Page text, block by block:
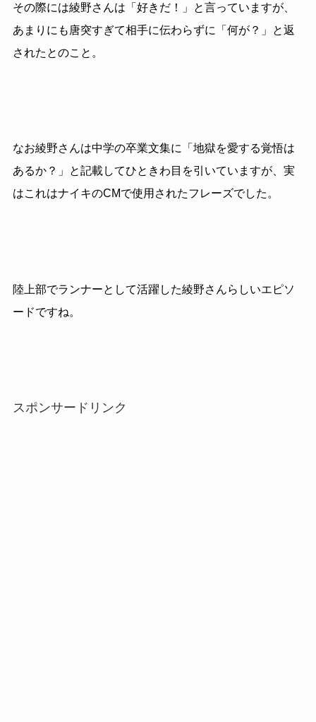
その際には綾野さんは「好きだ！」と言っていますが、
あまりにも唐突すぎて相手に伝わらずに「何が？」と返
されたとのこと。
なお綾野さんは中学の卒業文集に「地獄を愛する覚悟は
あるか？」と記載してひときわ目を引いていますが、実
はこれはナイキのCMで使用されたフレーズでした。
陸上部でランナーとして活躍した綾野さんらしいエピソ
ードですね。
スポンサードリンク